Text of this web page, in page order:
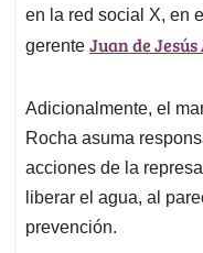
en la red social X, en
gerente Juan de
Adicionalmente, el
Rocha asuma
acciones de la
liberar el agua, al
prevención.